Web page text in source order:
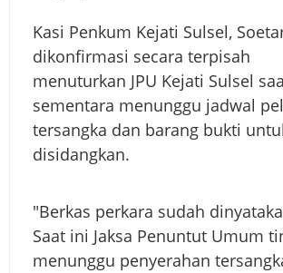
Kasi Penkum Kejati Sulsel,
dikonfirmasi secara terpisah
menuturkan JPU Kejati Sulsel
sementara menunggu jadwal
tersangka dan barang bukti
disidangkan.
"Berkas perkara sudah
Saat ini Jaksa Penuntut Umum
menunggu penyerahan